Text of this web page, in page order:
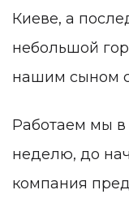
Киеве, а
небольшой
нашим сыном
Работаем мы
неделю, до
компания